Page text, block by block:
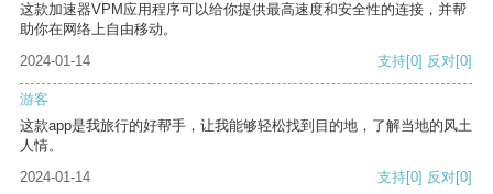
这款加速器VPM应用程序可以给你提供最高速度和安全性的连接，并帮
助你在网络上自由移动。
2024-01-14
支持[0] 反对[0]
游客
这款app是我旅行的好帮手，让我能够轻松找到目的地，了解当地的风土
人情。
2024-01-14
支持[0] 反对[0]